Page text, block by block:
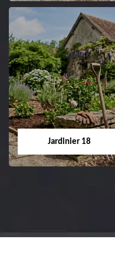
Dessouchage arbre
et haie 18
Entreprise dessouchage
arbre et haie 18 Cher
Jardinier 18